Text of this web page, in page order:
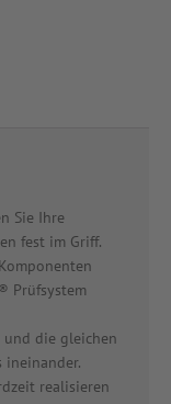
Sie Ihre
fest im Griff.
Prüfsystem
die gleichen
ineinander.
realisieren